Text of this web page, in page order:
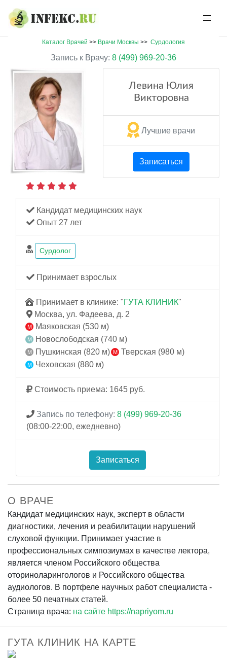
Каталог Врачей >> Врачи Москвы >> Сурдология
Запись к Врачу: 8 (499) 969-20-36
Левина Юлия
Викторовна
Лучшие врачи
Записаться
Кандидат медицинских наук
Опыт 27 лет
Сурдолог
Принимает взрослых
Принимает в клинике: "ГУТА КЛИНИК"
Москва, ул. Фадеева, д. 2
Маяковская (530 м)
Новослободская (740 м)
Пушкинская (820 м)
Тверская (980 м)
Чеховская (880 м)
Стоимость приема: 1645 руб.
Запись по телефону: 8 (499) 969-20-36
(08:00-22:00, ежедневно)
Записаться
О ВРАЧЕ
Кандидат медицинских наук, эксперт в области
диагностики, лечения и реабилитации нарушений
слуховой функции. Принимает участие в
профессиональных симпозиумах в качестве лектора,
является членом Российского общества
оториноларингологов и Российского общества
аудиологов. В портфеле научных работ специалиста -
более 50 печатных статей.
Страница врача: на сайте https://napriyom.ru
ГУТА КЛИНИК НА КАРТЕ